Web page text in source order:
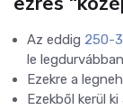
Az eddig 250-
le legdurvábban
Ezekre a
Ezekből kerül